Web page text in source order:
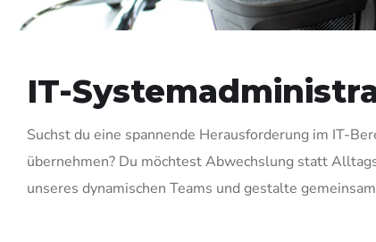
IT-
Suchst du eine spannende Herausforderung im IT-
übernehmen? Du möchtest Abwechslung statt
unseres dynamischen Teams und gestalte